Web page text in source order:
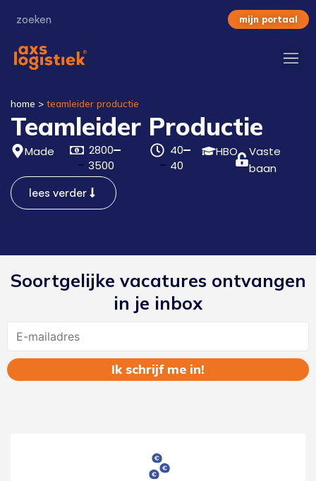
mijn portaal
home > teamleider productie
Teamleider Productie
Made
2800
3500
40
40
HBO
Vaste
baan
lees verder
Soortgelijke vacatures ontvangen
in je inbox